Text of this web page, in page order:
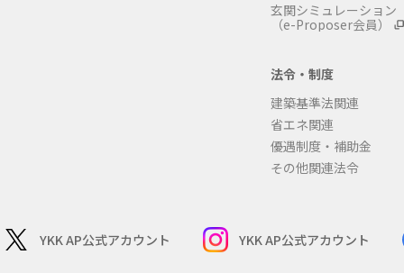
玄関シミュレーション
（e-Proposer会員）
法令・制度
建築基準法関連
省エネ関連
優遇制度・補助金
その他関連法令
YKK AP公式アカウント YKK AP公式アカウント